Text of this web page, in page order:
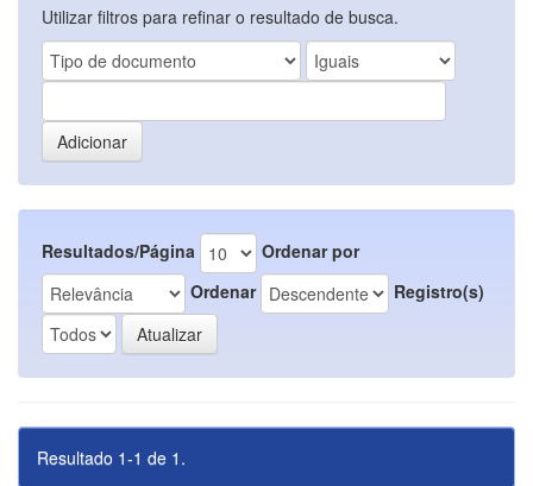
Utilizar filtros para refinar o resultado de busca.
Resultados/Página
Ordenar por
Ordenar
Registro(s)
Resultado 1-1 de 1.